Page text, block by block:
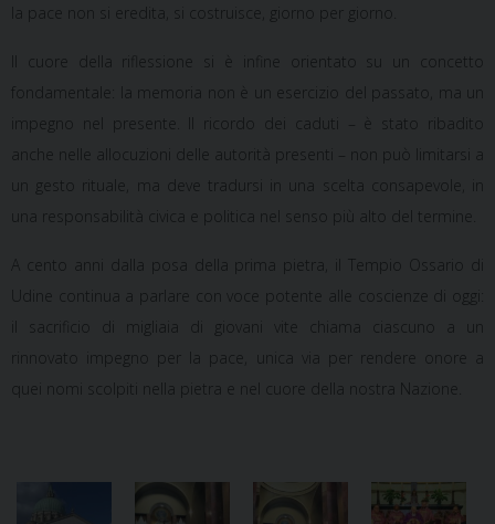
la pace non si eredita,
si costruisce, giorno per giorno
Il cuore della riflessione si è infine orientato su un concetto
fondamentale:
la memoria non è un esercizio del passato, ma un
impegno nel presente
. Il ricordo dei caduti – è stato ribadito
anche nelle allocuzioni delle autorità presenti – non può limitarsi a
un gesto rituale, ma deve tradursi in una
scelta consapevole
, in
una responsabilità civica e politica nel senso più alto del termine.
A cento anni dalla posa della prima pietra, il Tempio Ossario di
Udine continua a parlare con voce potente alle coscienze di oggi:
il sacrificio di migliaia di giovani vite chiama ciascuno a un
rinnovato impegno per la pace
, unica via per rendere onore a
quei nomi scolpiti nella pietra e nel cuore della nostra Nazione.